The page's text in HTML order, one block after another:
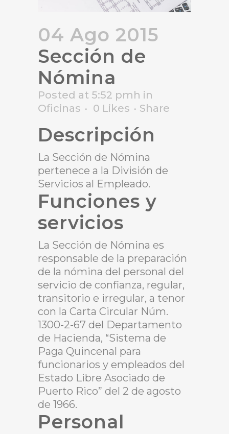
04 Ago 2015
Sección de
Nómina
Posted at 5:52 pmh in
Oficinas
0 Likes Share
Descripción
La Sección de Nómina
pertenece a la División de
Servicios al Empleado.
Funciones y
servicios
La Sección de Nómina es
responsable de la preparación
de la nómina del personal del
servicio de confianza, regular,
transitorio e irregular, a tenor
con la Carta Circular Núm.
1300-2-67 del Departamento
de Hacienda, “Sistema de
Paga Quincenal para
funcionarios y empleados del
Estado Libre Asociado de
Puerto Rico” del 2 de agosto
de 1966.
Personal